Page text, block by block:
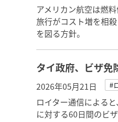
アメリカン航空は燃
旅行がコスト増を相
を図る方針。
タイ政府、ビザ免
2026年05月21日 #
ロイター通信による
に対する60日間のビ